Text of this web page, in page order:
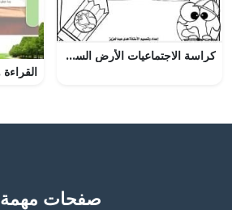
كراسة الاجتماعيات الأرض السعيدة
صفحات مهمة